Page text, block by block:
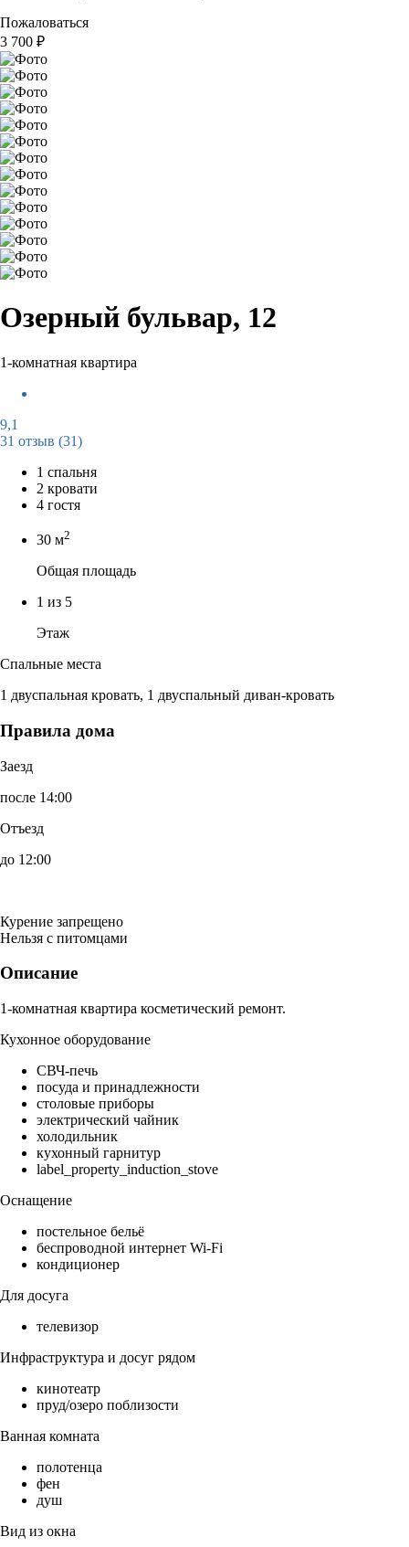
Пожаловаться
3 700 ₽
Озерный бульвар, 12
1-комнатная квартира
9,1
31 отзыв (31)
1 спальня
2 кровати
4 гостя
30 м2
Общая площадь
1 из 5
Этаж
Спальные места
1 двуспальная кровать, 1 двуспальный диван-кровать
Правила дома
Заезд
после 14:00
Отъезд
до 12:00
Курение запрещено
Нельзя с питомцами
Описание
1-комнатная квартира косметический ремонт.
Кухонное оборудование
СВЧ-печь
посуда и принадлежности
столовые приборы
электрический чайник
холодильник
кухонный гарнитур
label_property_induction_stove
Оснащение
постельное бельё
беспроводной интернет Wi-Fi
кондиционер
Для досуга
телевизор
Инфраструктура и досуг рядом
кинотеатр
пруд/озеро поблизости
Ванная комната
полотенца
фен
душ
Вид из окна